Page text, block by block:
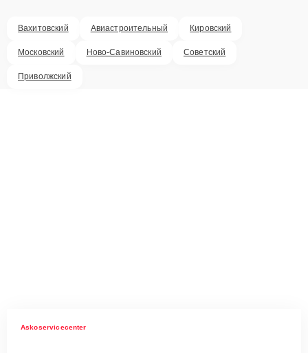
Вахитовский Авиастроительный Кировский
Московский Ново-Савиновский Советский
Приволжский
Askoservicecenter